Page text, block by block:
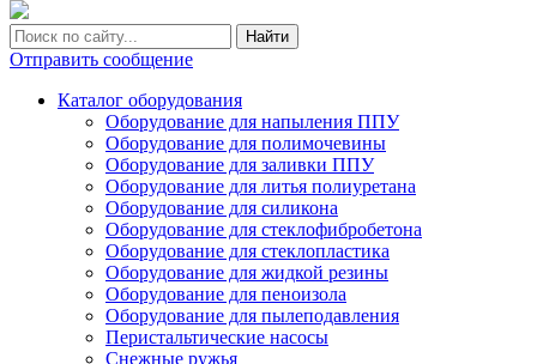
Найти
Отправить сообщение
Каталог оборудования
Оборудование для напыления ППУ
Оборудование для полимочевины
Оборудование для заливки ППУ
Оборудование для литья полиуретана
Оборудование для силикона
Оборудование для стеклофибробетона
Оборудование для стеклопластика
Оборудование для жидкой резины
Оборудование для пеноизола
Оборудование для пылеподавления
Перистальтические насосы
Снежные ружья